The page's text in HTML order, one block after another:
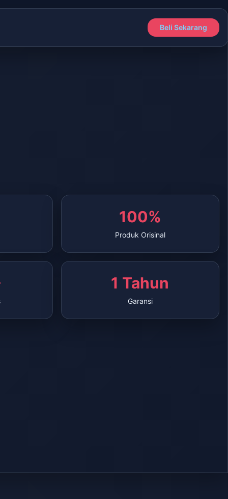
Beli Sekarang
100%
Produk Orisinal
1 Tahun
Garansi